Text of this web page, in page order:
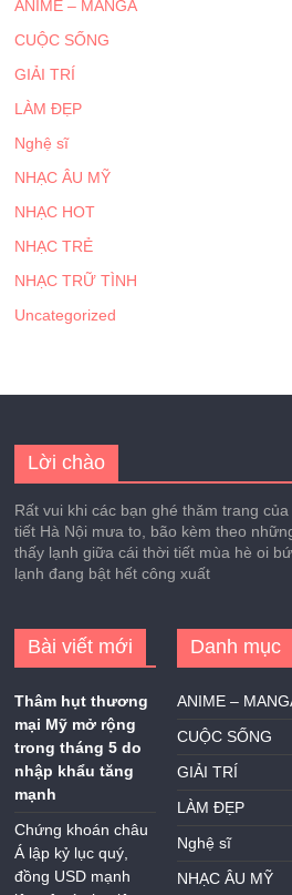
ANIME – MANGA
CUỘC SỐNG
GIẢI TRÍ
LÀM ĐẸP
Nghệ sĩ
NHẠC ÂU MỸ
NHẠC HOT
NHẠC TRẺ
NHẠC TRỮ TÌNH
Uncategorized
Lời chào
Rất vui khi các bạn ghé thăm trang
tiết Hà Nội mưa to, bão kèm theo
thấy lạnh giữa cái thời tiết mùa hè oi
lạnh đang bật hết công xuất
Bài viết mới
Thâm hụt thương
mại Mỹ mở rộng
trong tháng 5 do
nhập khẩu tăng
mạnh
Chứng khoán châu
Á lập kỷ lục quý,
đồng USD mạnh
Danh mục
ANIME –
CUỘC SỐNG
GIẢI TRÍ
LÀM ĐẸP
Nghệ sĩ
NHẠC ÂU MỸ